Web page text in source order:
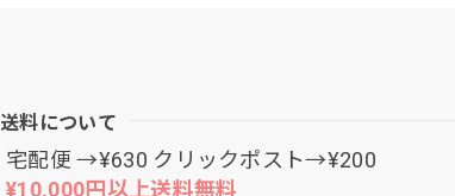
送料について
宅配便 →¥630 クリックポスト→¥200
¥10,000円以上送料無料